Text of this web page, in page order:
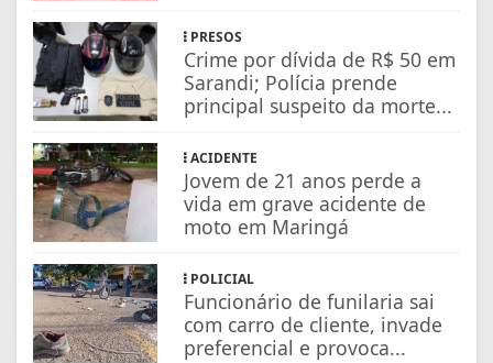
PRESOS
Crime por dívida de R$ 50 em
Sarandi; Polícia prende
principal suspeito da morte...
ACIDENTE
Jovem de 21 anos perde a
vida em grave acidente de
moto em Maringá
POLICIAL
Funcionário de funilaria sai
com carro de cliente, invade
preferencial e provoca...